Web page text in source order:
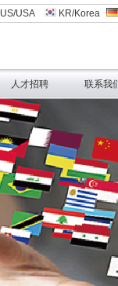
US/USA KR/Korea
人才招聘 联系我